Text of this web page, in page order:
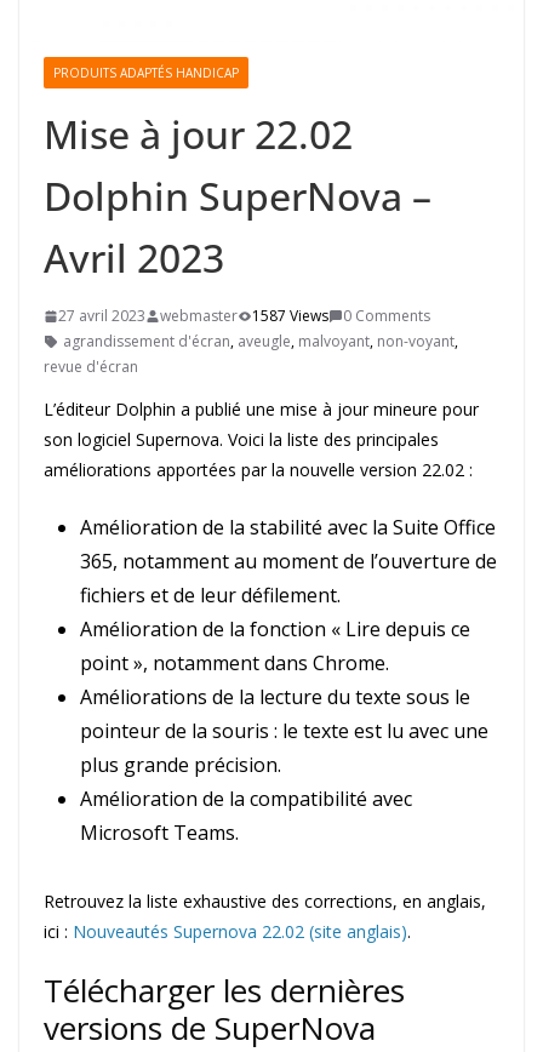
PRODUITS ADAPTÉS HANDICAP
Mise à jour 22.02
Dolphin SuperNova –
Avril 2023
27 avril 2023 webmaster 1587 Views
0 Comments
agrandissement d'écran, aveugle, malvoyant, non-voyant,
revue d'écran
L’éditeur Dolphin a publié une mise à jour mineure pour
son logiciel Supernova. Voici la liste des principales
améliorations apportées par la nouvelle version 22.02 :
Amélioration de la stabilité avec la Suite Office
365, notamment au moment de l’ouverture de
fichiers et de leur défilement.
Amélioration de la fonction « Lire depuis ce
point », notamment dans Chrome.
Améliorations de la lecture du texte sous le
pointeur de la souris : le texte est lu avec une
plus grande précision.
Amélioration de la compatibilité avec
Microsoft Teams.
Retrouvez la liste exhaustive des corrections, en anglais,
ici : Nouveautés Supernova 22.02 (site anglais).
Télécharger les dernières
versions de SuperNova